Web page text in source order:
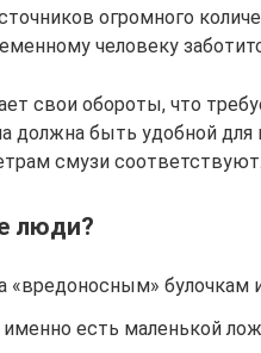
огромного
человеку
свои обороты, что
должна быть удобной
смузи соответствуют.
люди?
«вредоносным» булочкам
есть маленькой